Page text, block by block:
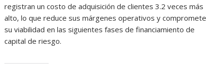
registran un costo de adquisición de clientes 3.2 veces más
alto, lo que reduce sus márgenes operativos y compromete
su viabilidad en las siguientes fases de financiamiento de
capital de riesgo.